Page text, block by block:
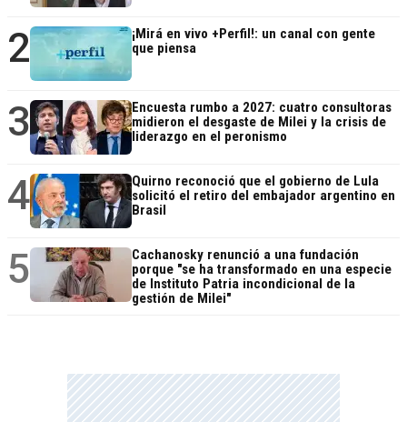
2
¡Mirá en vivo +Perfil!: un canal con gente
que piensa
3
Encuesta rumbo a 2027: cuatro consultoras
midieron el desgaste de Milei y la crisis de
liderazgo en el peronismo
4
Quirno reconoció que el gobierno de Lula
solicitó el retiro del embajador argentino en
Brasil
5
Cachanosky renunció a una fundación
porque "se ha transformado en una especie
de Instituto Patria incondicional de la
gestión de Milei"